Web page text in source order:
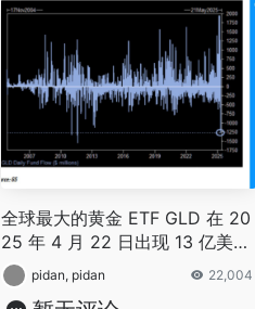
全球最大的黄金 ETF GLD 在 20
25 年 4 月 22 日出现 13 亿美元
的资金流出
pidan, pidan 22,004